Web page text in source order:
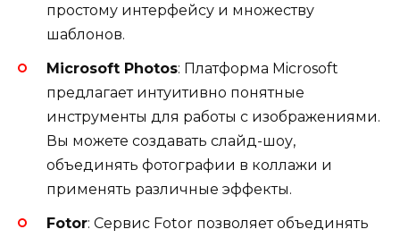
простому интерфейсу и множеству
шаблонов.
Microsoft Photos: Платформа Microsoft
предлагает интуитивно понятные
инструменты для работы с изображениями.
Вы можете создавать слайд-шоу,
объединять фотографии в коллажи и
применять различные эффекты.
Fotor: Сервис Fotor позволяет объединять